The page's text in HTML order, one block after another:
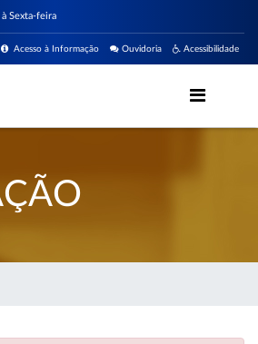
Sexta-feira
Acessibilidade
Ouvidoria
Acesso à Informação